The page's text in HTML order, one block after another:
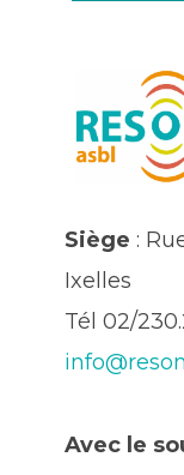
Siège :
Ixelles
Tél 02/
Avec le